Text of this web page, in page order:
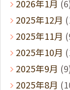
2026年1月
2025年12月
2025年11月
2025年10月
2025年9月
2025年8月